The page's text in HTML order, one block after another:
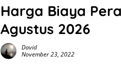
Harga Biaya
Agustus 2026
David
November 23, 2022